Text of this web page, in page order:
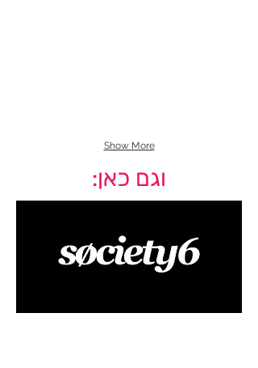
Show More
וגם כאן: